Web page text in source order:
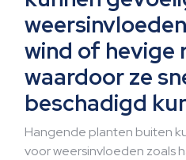
wind of hevige
waardoor ze
beschadigd
Hangende planten buiten
voor weersinvloeden zoals